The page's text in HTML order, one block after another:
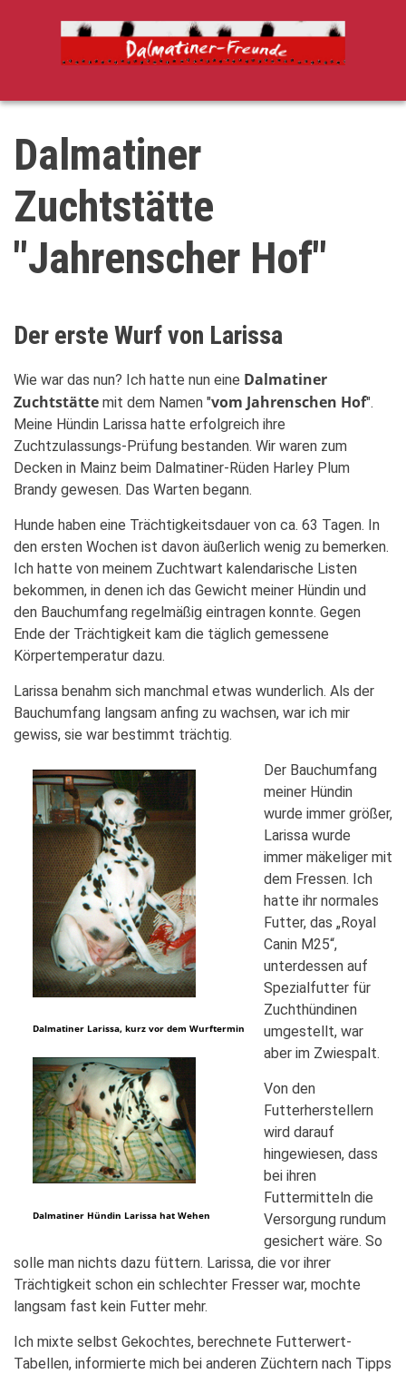
Dalmatiner
Zuchtstätte
"Jahrenscher Hof"
Der erste Wurf von Larissa
Wie war das nun? Ich hatte nun eine Dalmatiner
Zuchtstätte mit dem Namen "vom Jahrenschen Hof".
Meine Hündin Larissa hatte erfolgreich ihre
Zuchtzulassungs-Prüfung bestanden. Wir waren zum
Decken in Mainz beim Dalmatiner-Rüden Harley Plum
Brandy gewesen. Das Warten begann.
Hunde haben eine Trächtigkeitsdauer von ca. 63 Tagen. In
den ersten Wochen ist davon äußerlich wenig zu bemerken.
Ich hatte von meinem Zuchtwart kalendarische Listen
bekommen, in denen ich das Gewicht meiner Hündin und
den Bauchumfang regelmäßig eintragen konnte. Gegen
Ende der Trächtigkeit kam die täglich gemessene
Körpertemperatur dazu.
Larissa benahm sich manchmal etwas wunderlich. Als der
Bauchumfang langsam anfing zu wachsen, war ich mir
gewiss, sie war bestimmt trächtig.
Dalmatiner Larissa, kurz vor dem Wurftermin
Dalmatiner Hündin Larissa hat Wehen
Der Bauchumfang
meiner Hündin
wurde immer größer,
Larissa wurde
immer mäkeliger mit
dem Fressen. Ich
hatte ihr normales
Futter, das „Royal
Canin M25“,
unterdessen auf
Spezialfutter für
Zuchthündinen
umgestellt, war
aber im Zwiespalt.
Von den
Futterherstellern
wird darauf
hingewiesen, dass
bei ihren
Futtermitteln die
Versorgung rundum
gesichert wäre. So
solle man nichts dazu füttern. Larissa, die vor ihrer
Trächtigkeit schon ein schlechter Fresser war, mochte
langsam fast kein Futter mehr.
Ich mixte selbst Gekochtes, berechnete Futterwert-
Tabellen, informierte mich bei anderen Züchtern nach Tipps